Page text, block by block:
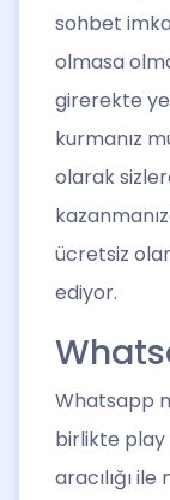
sohbet
olmasa
girerekte
kurmanız
olarak
ücretsiz
ediyor.
Whatsapp
birlikte play
aracılığı